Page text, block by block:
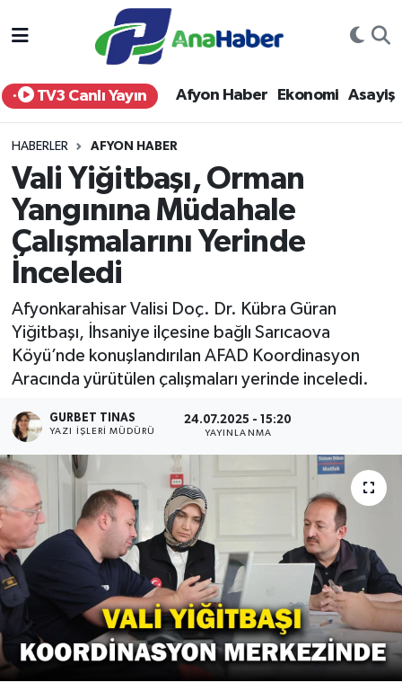
TV3 Canlı Yayın Afyon Haber Ekonomi Asayiş
HABERLER AFYON HABER
Vali Yiğitbaşı, Orman
Yangınına Müdahale
Çalışmalarını Yerinde
İnceledi
Afyonkarahisar Valisi Doç. Dr. Kübra Güran
Yiğitbaşı, İhsaniye ilçesine bağlı Sarıcaova
Köyü’nde konuşlandırılan AFAD Koordinasyon
Aracında yürütülen çalışmaları yerinde inceledi.
GURBET TINAS
YAZI İŞLERI MÜDÜRÜ
24.07.2025 - 15:20
YAYINLANMA
Yurt Haber
Afyon Haber
Siyaset
Spor
Sağlık
Teknoloji
Kültür - Sanat
Yaşam
Afyonkarahisar Nöbetçi Eczaneler
Afyonkarahisar Hava Durumu
Afyonkarahisar Trafik Yoğunluk Haritası
Süper Lig Puan Durumu ve Fikstür
Son Dakika Haberleri
Haber Arşivi